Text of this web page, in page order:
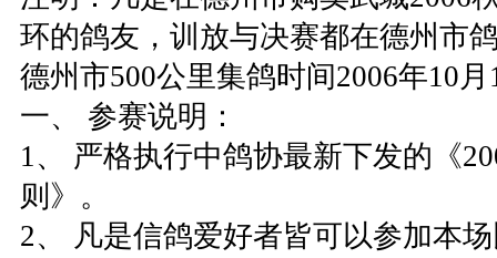
环的鸽友，训放与决赛都在德州市
德州市500公里集鸽时间2006年10
一、 参赛说明：
1、 严格执行中鸽协最新下发的《
则》。
2、 凡是信鸽爱好者皆可以参加本